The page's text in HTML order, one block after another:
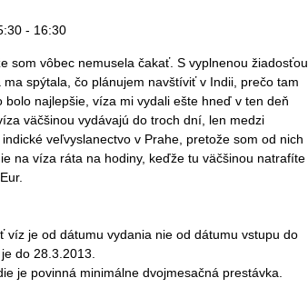
- 16:30
som vôbec nemusela čakať. S vyplnenou žiadosťou
spýtala, čo plánujem navštíviť v Indii, prečo tam
najlepšie, víza mi vydali ešte hneď v ten deň
väčšinou vydávajú do troch dní, len medzi
veľvyslanectvo v Prahe, pretože som od nich
na víza ráta na hodiny, keďže tu väčšinou natrafíte
je od dátumu vydania nie od dátumu vstupu do
do 28.3.2013.
je povinná minimálne dvojmesačná prestávka.